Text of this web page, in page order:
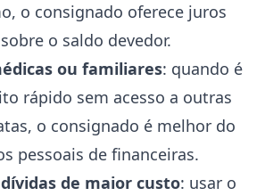
o consignado oferece juros
o saldo devedor.
ou familiares: quando é
rápido sem acesso a outras
o consignado é melhor do
pessoais de financeiras.
de maior custo: usar o